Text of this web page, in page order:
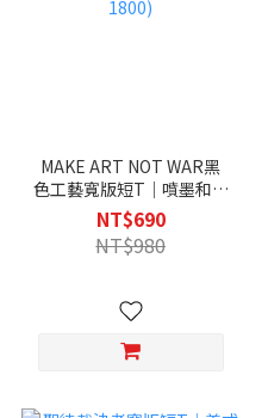
MAKE ART NOT WAR黑
色工藝寬版短T｜噴墨和平
標誌街頭塗鴉落肩五分袖-
白(3件1800)
NT$690
NT$980